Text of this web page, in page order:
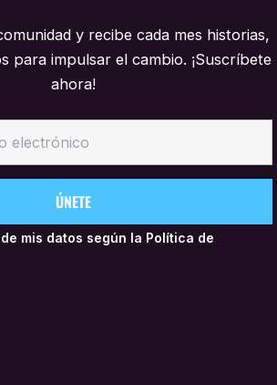
y recibe cada mes historias,
para impulsar el cambio. ¡Suscríbete
ahora!
mis datos según la Política de